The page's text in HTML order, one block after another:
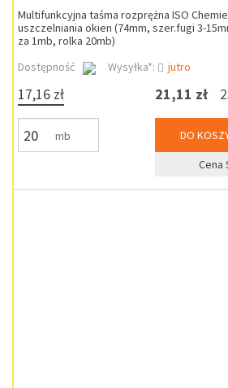
Multifunkcyjna taśma rozprężna ISO
uszczelniania okien (74mm, szer.fugi 3-
za 1mb, rolka 20mb)
Dostępność
Wysyłka*: jutro
17,16 zł
mb
21,11 zł
DO
Cena